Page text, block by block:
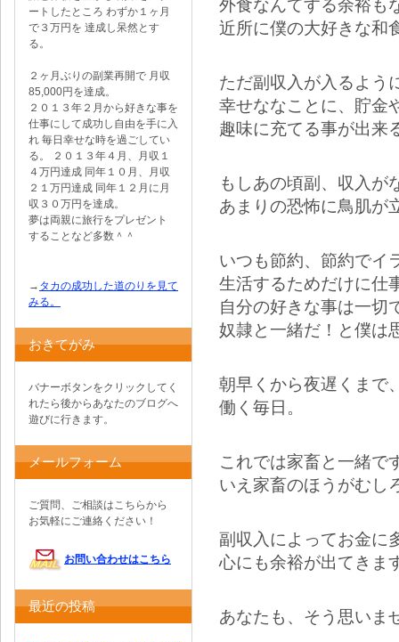
外食なんてする余裕も
近所に僕の大好きな和
ただ副収入が入るよう
幸せななことに、貯金
趣味に充てる事が出来
もしあの頃副、収入が
あまりの恐怖に鳥肌が
いつも節約、節約でイ
生活するためだけに仕
自分の好きな事は一切
奴隷と一緒だ！と僕は
朝早くから夜遅くまで
働く毎日。
これでは家畜と一緒で
いえ家畜のほうがむし
副収入によってお金に
心にも余裕が出てきま
あなたも、そう思いま
ートしたところ わずか１ヶ月
で３万円を 達成し呆然とす
る。
２ヶ月ぶりの副業再開で 月収
85,000円を達成。
２０１３年２月から好きな事を
仕事にして成功し自由を手に入
れ 毎日幸せな時を過ごしてい
る。 ２０１３年４月、月収１
４万円達成 同年１０月、月収
２１万円達成 同年１２月に月
収３０万円を達成。
夢は両親に旅行をプレゼント
することなど多数＾＾
→ タカの成功した道のりを見て
みる。
おきてがみ
バナーボタンをクリックしてく
れたら後からあなたのブログへ
遊びに行きます。
メールフォーム
ご質問、ご相談はこちらから
お気軽にご連絡ください！
お問い合わせはこちら
最近の投稿